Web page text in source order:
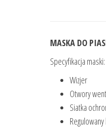
MASKA DO
Specyfikacja maski:
Wizjer
Otwory
Siatka